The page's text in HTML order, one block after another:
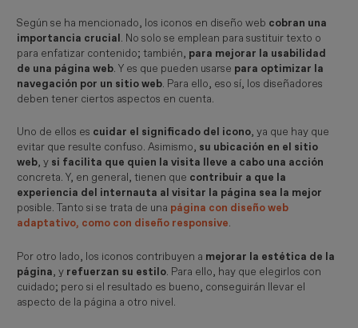
Según se ha mencionado, los iconos en diseño web cobran una
importancia crucial. No solo se emplean para sustituir texto o
para enfatizar contenido; también, para mejorar la usabilidad
de una página web. Y es que pueden usarse para optimizar la
navegación por un sitio web. Para ello, eso sí, los diseñadores
deben tener ciertos aspectos en cuenta.
Uno de ellos es cuidar el significado del icono, ya que hay que
evitar que resulte confuso. Asimismo, su ubicación en el sitio
web, y si facilita que quien la visita lleve a cabo una acción
concreta. Y, en general, tienen que contribuir a que la
experiencia del internauta al visitar la página sea la mejor
posible. Tanto si se trata de una página con diseño web
adaptativo, como con diseño responsive.
Por otro lado, los iconos contribuyen a mejorar la estética de la
página, y refuerzan su estilo. Para ello, hay que elegirlos con
cuidado; pero si el resultado es bueno, conseguirán llevar el
aspecto de la página a otro nivel.